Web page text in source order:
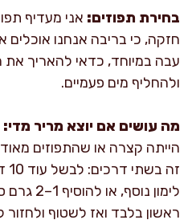
בחירת תפוזים: אני מעדיף
חזקה, כי בריבה אנחנו
ולהחליף מים פעמיים.
מה עושים אם יוצא מריר מדי:
הייתה קצרה או שהתפוזים
לימון
ראשון בלבד ואז לשטוף